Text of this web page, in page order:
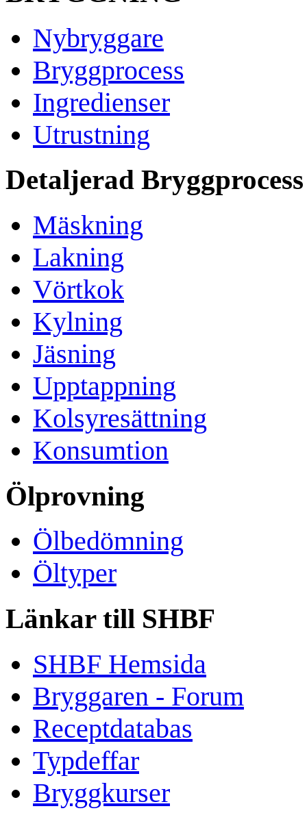
Nybryggare
Bryggprocess
Ingredienser
Utrustning
Detaljerad Bryggprocess
Mäskning
Lakning
Vörtkok
Kylning
Jäsning
Upptappning
Kolsyresättning
Konsumtion
Ölprovning
Ölbedömning
Öltyper
Länkar till SHBF
SHBF Hemsida
Bryggaren - Forum
Receptdatabas
Typdeffar
Bryggkurser